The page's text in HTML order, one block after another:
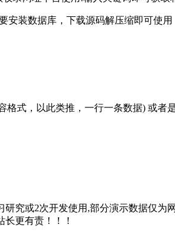
装数据库，下载源码解压缩即可使用
式，以此类推，一行一条数据) 或者
究或2次开发使用,部分演示数据仅
更有责！！！